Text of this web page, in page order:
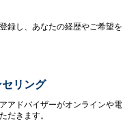
録し、あなたの経歴やご希望を
リング
アドバイザーがオンラインや電
だきます。